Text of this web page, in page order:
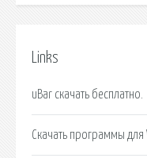
Links
uBar скачать бесплатно.
Скачать программы для